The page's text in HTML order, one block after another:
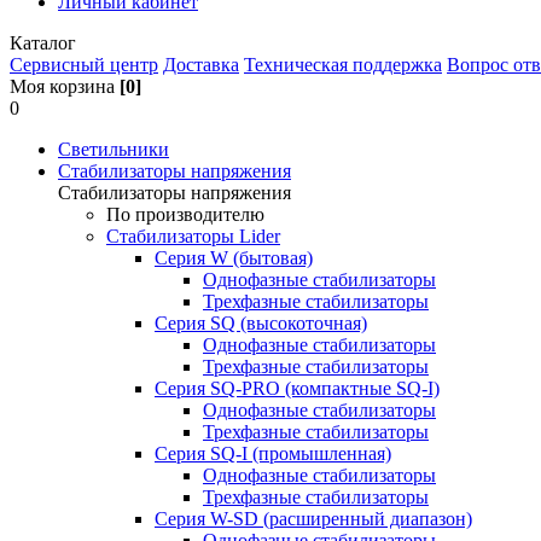
Каталог
Сервисный центр Доставка Техническая поддержка Вопрос
Моя корзина [0]
0
Светильники
Стабилизаторы напряжения
Стабилизаторы напряжения
По производителю
Стабилизаторы Lider
Cерия W (бытовая)
Однофазные стабилизаторы
Трехфазные стабилизаторы
Серия SQ (высокоточная)
Однофазные стабилизаторы
Трехфазные стабилизаторы
Cерия SQ-PRO (компактные SQ-I)
Однофазные стабилизаторы
Трехфазные стабилизаторы
Серия SQ-I (промышленная)
Однофазные стабилизаторы
Трехфазные стабилизаторы
Серия W-SD (расширенный диапазон)